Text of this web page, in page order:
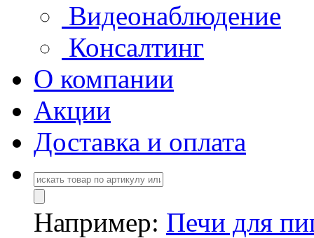
Видеонаблюдение
Консалтинг
О компании
Акции
Доставка и оплата
Например: Печи для